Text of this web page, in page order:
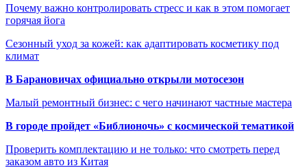
Почему важно контролировать стресс и как в этом помогает
горячая йога
Сезонный уход за кожей: как адаптировать косметику под
климат
В Барановичах официально открыли мотосезон
Малый ремонтный бизнес: с чего начинают частные мастера
В городе пройдет «Библионочь» с космической тематикой
Проверить комплектацию и не только: что смотреть перед
заказом авто из Китая